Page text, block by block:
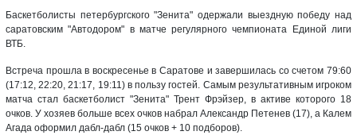
Баскетболисты петербургского "Зенита" одержали выездную победу над
саратовским "Автодором" в матче регулярного чемпионата Единой лиги
ВТБ.
Встреча прошла в воскресенье в Саратове и завершилась со счетом 79:60
(17:12, 22:20, 21:17, 19:11) в пользу гостей. Самым результативным игроком
матча стал баскетболист "Зенита" Трент Фрэйзер, в активе которого 18
очков. У хозяев больше всех очков набрал Александр Петенев (17), а Калем
Агада оформил дабл-дабл (15 очков + 10 подборов).